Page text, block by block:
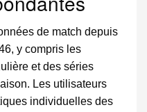
de match depuis
y compris les
et des séries
Les utilisateurs
individuelles des